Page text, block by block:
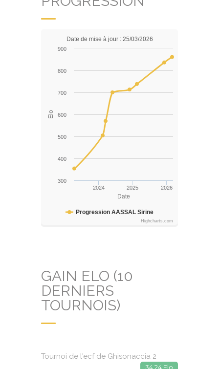
Date
Elo
Date de mise à jour : 25/03/2026
Progression AASSAL Sirine
2024 2025 2026
300
400
500
600
700
800
900
Highcharts.com
GAIN ELO (10
DERNIERS
TOURNOIS)
Tournoi de l'ecf de Ghisonaccia 2
34.24 Elo